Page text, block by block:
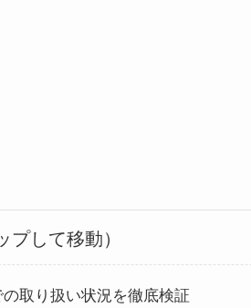
プして移動）
の取り扱い状況を徹底検証